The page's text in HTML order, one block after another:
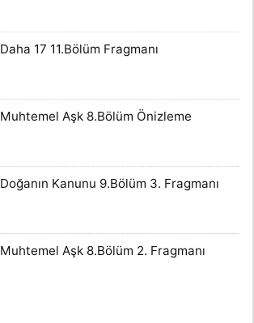
Daha 17 11.Bölüm Fragmanı
Muhtemel Aşk 8.Bölüm Önizleme
Doğanın Kanunu 9.Bölüm 3. Fragmanı
Muhtemel Aşk 8.Bölüm 2. Fragmanı